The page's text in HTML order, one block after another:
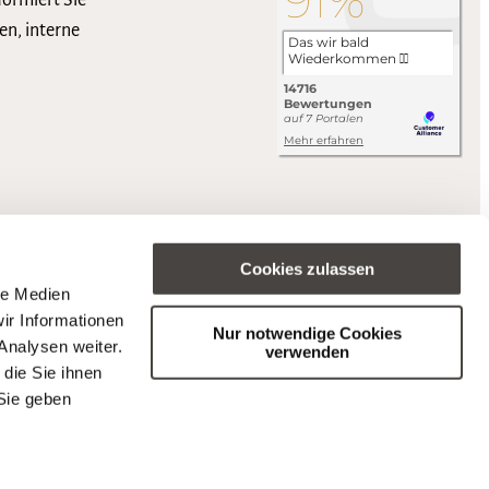
Medien
Informationen
weiter.
Sie ihnen
geben
Cookies zulassen
Nur notwendige Cookies
verwenden
interne